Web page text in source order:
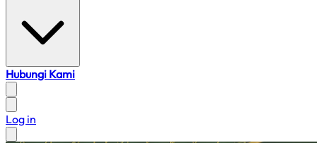
Hubungi Kami
Log in